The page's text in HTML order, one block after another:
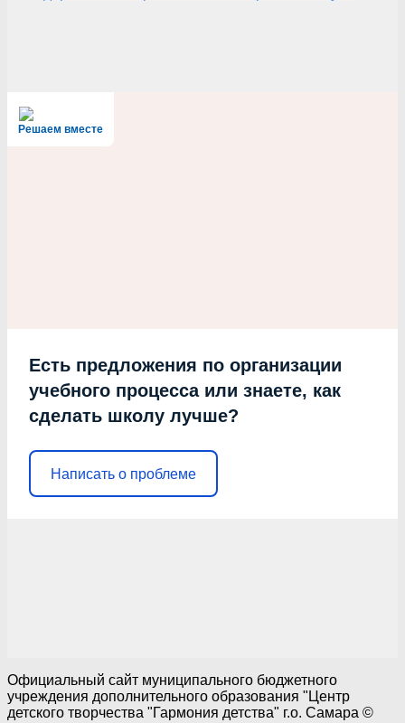
Решаем вместе
Есть предложения по организации
учебного процесса или знаете, как
сделать школу лучше?
Написать о проблеме
Официальный сайт муниципального бюджетного
учреждения дополнительного образования "Центр
детского творчества "Гармония детства" г.о. Самара ©